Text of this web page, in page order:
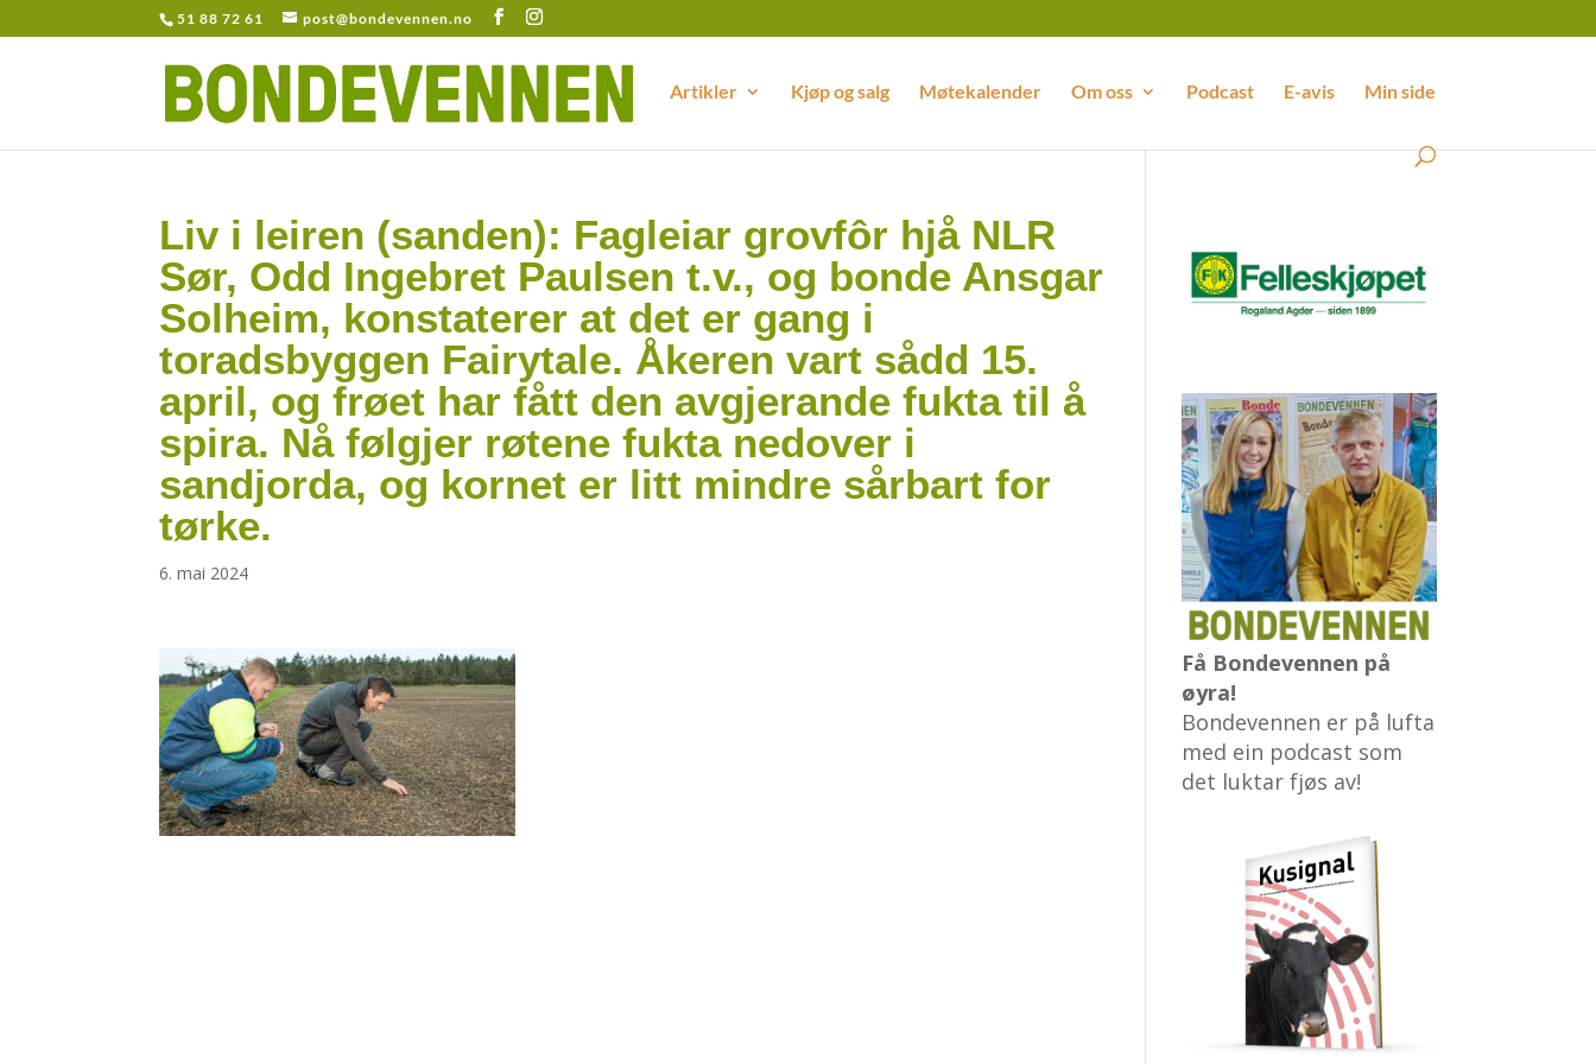
51 88 72 61 post@bondevennen.no
Artikler Kjøp og salg Møtekalender Om oss Podcast E-avis Min side
Liv i leiren (sanden): Fagleiar grovfôr hjå NLR
Sør, Odd Ingebret Paulsen t.v., og bonde Ansgar
Solheim, konstaterer at det er gang i
toradsbyggen Fairytale. Åkeren vart sådd 15.
april, og frøet har fått den avgjerande fukta til å
spira. Nå følgjer røtene fukta nedover i
sandjorda, og kornet er litt mindre sårbart for
tørke.
6. mai 2024
Få Bondevennen på
øyra!
Bondevennen er på lufta
med ein podcast som
det luktar fjøs av!